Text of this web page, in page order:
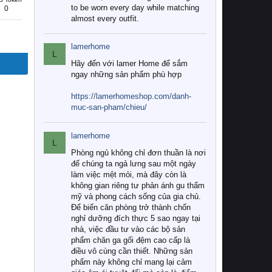
0
to be worn every day while matching
almost every outfit.
L
lamerhome
Hãy đến với lamer Home để sắm
ngay những sản phẩm phù hợp
https://lamerhomeshop.com/danh-
muc-san-pham/chieu/
L
lamerhome
Phòng ngủ không chỉ đơn thuần là nơi
để chúng ta ngả lưng sau một ngày
làm việc mệt mỏi, mà đây còn là
không gian riêng tư phản ánh gu thẩm
mỹ và phong cách sống của gia chủ.
Để biến căn phòng trở thành chốn
nghỉ dưỡng đích thực 5 sao ngay tại
nhà, việc đầu tư vào các bộ sản
phẩm chăn ga gối đệm cao cấp là
điều vô cùng cần thiết. Những sản
phẩm này không chỉ mang lại cảm